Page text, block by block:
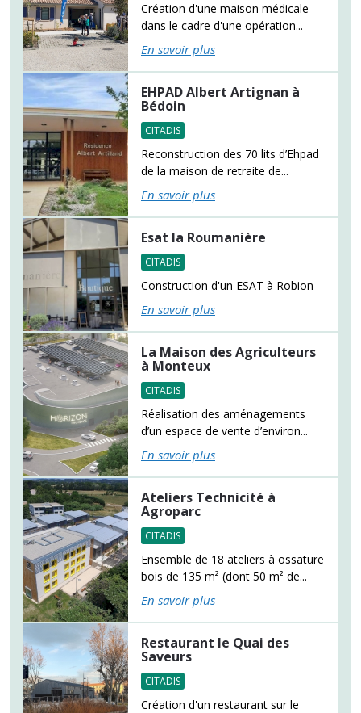
Création d'une maison médicale
dans le cadre d'une opération...
En savoir plus
EHPAD Albert Artignan à
Bédoin
CITADIS
Reconstruction des 70 lits d’Ehpad
de la maison de retraite de...
En savoir plus
Esat la Roumanière
CITADIS
Construction d'un ESAT à Robion
En savoir plus
La Maison des Agriculteurs
à Monteux
CITADIS
Réalisation des aménagements
d’un espace de vente d’environ...
En savoir plus
Ateliers Technicité à
Agroparc
CITADIS
Ensemble de 18 ateliers à ossature
bois de 135 m² (dont 50 m² de...
En savoir plus
Restaurant le Quai des
Saveurs
CITADIS
Création d'un restaurant sur le